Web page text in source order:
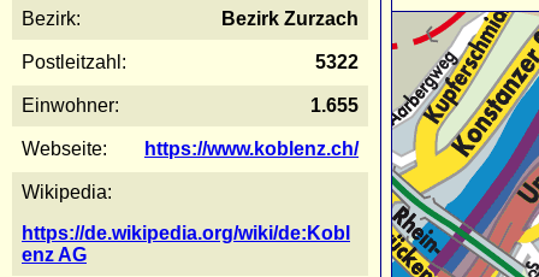
Bezirk: Bezirk Zurzach
Postleitzahl: 5322
Einwohner: 1.655
Webseite: https://www.koblenz.ch/
Wikipedia:
https://de.wikipedia.org/wiki/de:Kobl
enz AG